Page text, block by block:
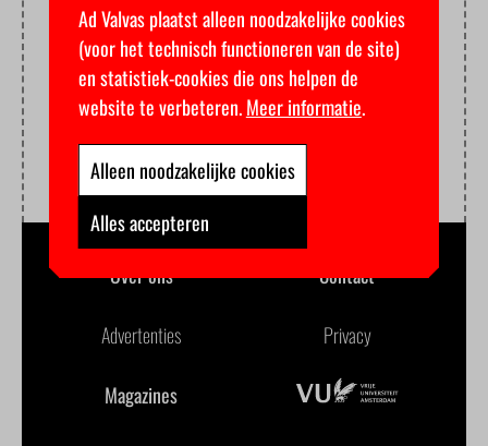
Over ons Contact
Advertenties Privacy
Magazines
Ad Valvas plaatst alleen noodzakelijke cookies
(voor het technisch functioneren van de site)
en statistiek-cookies die ons helpen de
website te verbeteren.Meer informatie.
Alleen noodzakelijke cookies
Alles accepteren